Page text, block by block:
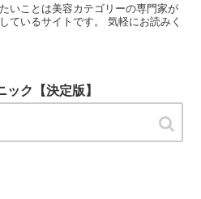
いことは美容カテゴリーの専門家が
ているサイトです。 気軽にお読みく
ク【決定版】
美容カテゴリーの専門家が美容につ
イトです。 気軽にお読みください。